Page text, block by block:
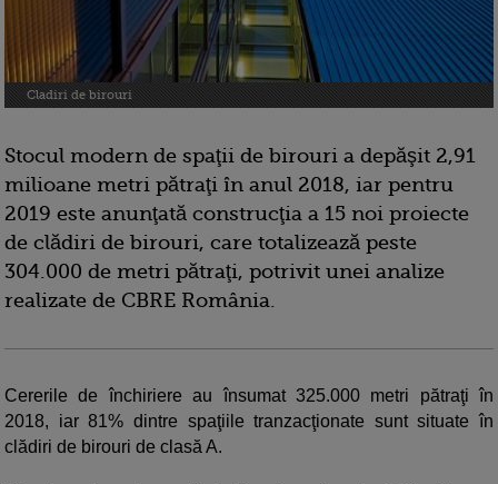
Cladiri de birouri
Stocul modern de spaţii de birouri a depăşit 2,91
milioane metri pătraţi în anul 2018, iar pentru
2019 este anunţată construcţia a 15 noi proiecte
de clădiri de birouri, care totalizează peste
304.000 de metri pătraţi, potrivit unei analize
realizate de CBRE România.
Cererile de închiriere au însumat 325.000 metri pătraţi în
2018, iar 81% dintre spaţiile tranzacţionate sunt situate în
clădiri de birouri de clasă A.